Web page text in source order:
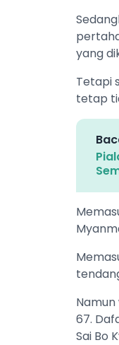
yang
Tetapi
tetap
67.
Sai Bo